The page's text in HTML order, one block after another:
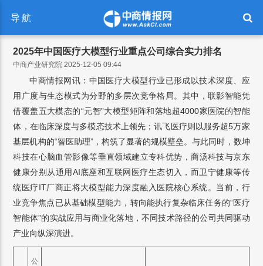
导航
2025年中国医疗大模型行业重点公司综合实力排名
中商产业研究院 2025-12-05 09:44
中商情报网讯：中国医疗大模型行业已形成以技术深度、应
用广度与生态模式为分野的多层次竞争格局。其中，联影智能凭
借覆盖五大模态的“元智”大模型矩阵和落地超4000家医院的智能
体，在临床深度与多模态技术上领先；讯飞医疗则以服务超5万家
基层机构的“智医助理”，构筑了显著的规模壁垒。与此同时，数坤
科技在心脑血管影像等垂直领域建立专科优势，商汤科技与京东
健康分别从通用AI底座和互联网医疗生态切入，而卫宁健康等传
统医疗IT厂商正将大模型能力深度融入医院核心系统。当前，行
业竞争焦点已从基础模型能力，转向能执行复杂临床任务的“医疗
智能体”的实战应用与商业化落地，不同技术路径的公司共同驱动
产业向纵深演进。
公